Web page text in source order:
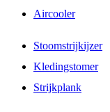
Aircooler
Stoomstrijkijzer
Kledingstomer
Strijkplank